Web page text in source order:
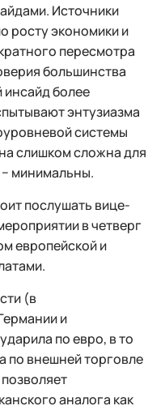
Источники
росту экономики и
пересмотра
большинства
более
энтузиазма
системы
слишком сложна для
минимальны.
послушать вице-
в четверг
европейской и
(в
и
по евро, в то
по внешней торговле
аналога как